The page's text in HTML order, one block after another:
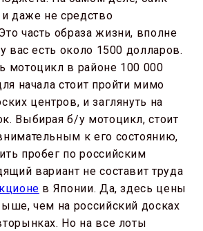
даже не средство
часть образа жизни, вполне
вас есть около 1500 долларов.
мотоцикл в районе 100 000
начала стоит пройти мимо
центров, и заглянуть на
Выбирая б/у мотоцикл, стоит
к его состоянию,
пробег по российским
вариант не составит труда
в Японии. Да, здесь цены
чем на российский досках
Но на все лоты